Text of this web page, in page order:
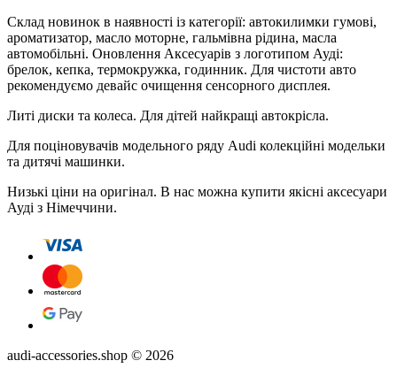
Склад новинок в наявності із категорії: автокилимки гумові,
ароматизатор, масло моторне, гальмівна рідина, масла
автомобільні. Оновлення Аксесуарів з логотипом Ауді:
брелок, кепка, термокружка, годинник. Для чистоти авто
рекомендуємо девайс очищення сенсорного дисплея.
Литі диски та колеса. Для дітей найкращі автокрісла.
Для поціновувачів модельного ряду Audi колекційні модельки
та дитячі машинки.
Низькі ціни на оригінал. В нас можна купити якісні аксесуари
Ауді з Німеччини.
audi-accessories.shop © 2026